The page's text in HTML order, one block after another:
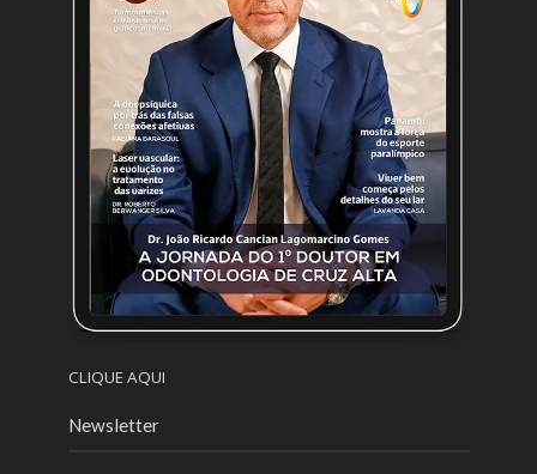
CLIQUE AQUI
Newsletter